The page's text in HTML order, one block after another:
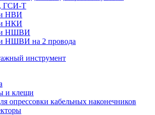
ГСИ-Т
НВИ
НКИ
НШВИ
НШВИ на 2 провода
инструмент
и клещи
опрессовки кабельных наконечников